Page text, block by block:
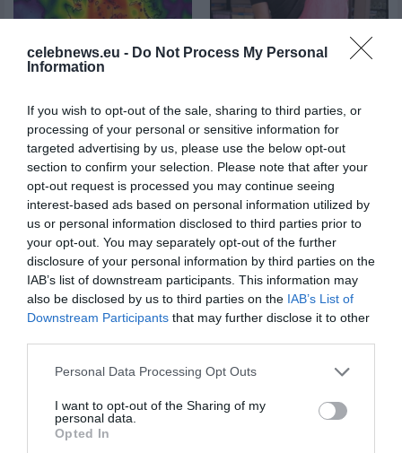
celebnews.eu - Do Not Process My Personal
Information
If you wish to opt-out of the sale, sharing to third parties, or
processing of your personal or sensitive information for
targeted advertising by us, please use the below opt-out
section to confirm your selection. Please note that after your
opt-out request is processed you may continue seeing
interest-based ads based on personal information utilized by
us or personal information disclosed to third parties prior to
your opt-out. You may separately opt-out of the further
disclosure of your personal information by third parties on the
IAB’s list of downstream participants. This information may
also be disclosed by us to third parties on the IAB’s List of
Downstream Participants that may further disclose it to other
Please note that this website/app uses one or more Google
not limited to your visit or usage behaviour. You may click to
grant or deny consent to Google and its third-party tags to
use your data for below specified purposes in below Google
Personal Data Processing Opt Outs
I want to opt-out of the Sharing of my
personal data.
Opted In
Δυστυχώς είναι αλήθεια, το
15Αύγουστου – «Έρχεται
αεροχείμαρρος…»,...
μήνυμα που άλλαξε...
Ογκολόγοι προειδοποιούν: Αυτές
οι τροφές, περνούν απαρατήρητες,
αλλά καλό είναι να τις βγάλετε από
την...